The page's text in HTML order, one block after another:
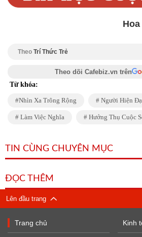
Theo Trí Thức Trẻ
Theo dõi Cafebiz.vn trên
Từ khóa:
Nhìn Xa Trông Rộng Người Hiện
Làm Việc Nghĩa Hưởng Thụ Cuộc
TIN CÙNG CHUYÊN MỤC
ĐỌC THÊM
Lên đầu trang
Trang chủ Kinh